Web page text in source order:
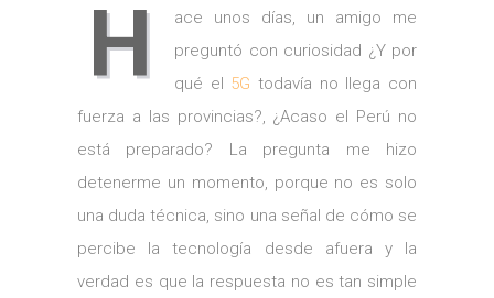
H
ace unos días, un amigo me
preguntó con curiosidad ¿Y por
qué el 5G todavía no llega con
fuerza a las provincias?, ¿Acaso el Perú no
está preparado? La pregunta me hizo
detenerme un momento, porque no es solo
una duda técnica, sino una señal de cómo se
percibe la tecnología desde afuera y la
verdad es que la respuesta no es tan simple